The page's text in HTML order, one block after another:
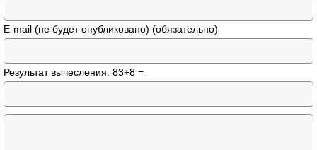
E-mail (не будет опубликовано) (обязательно)
Результат вычесления: 83+8 =